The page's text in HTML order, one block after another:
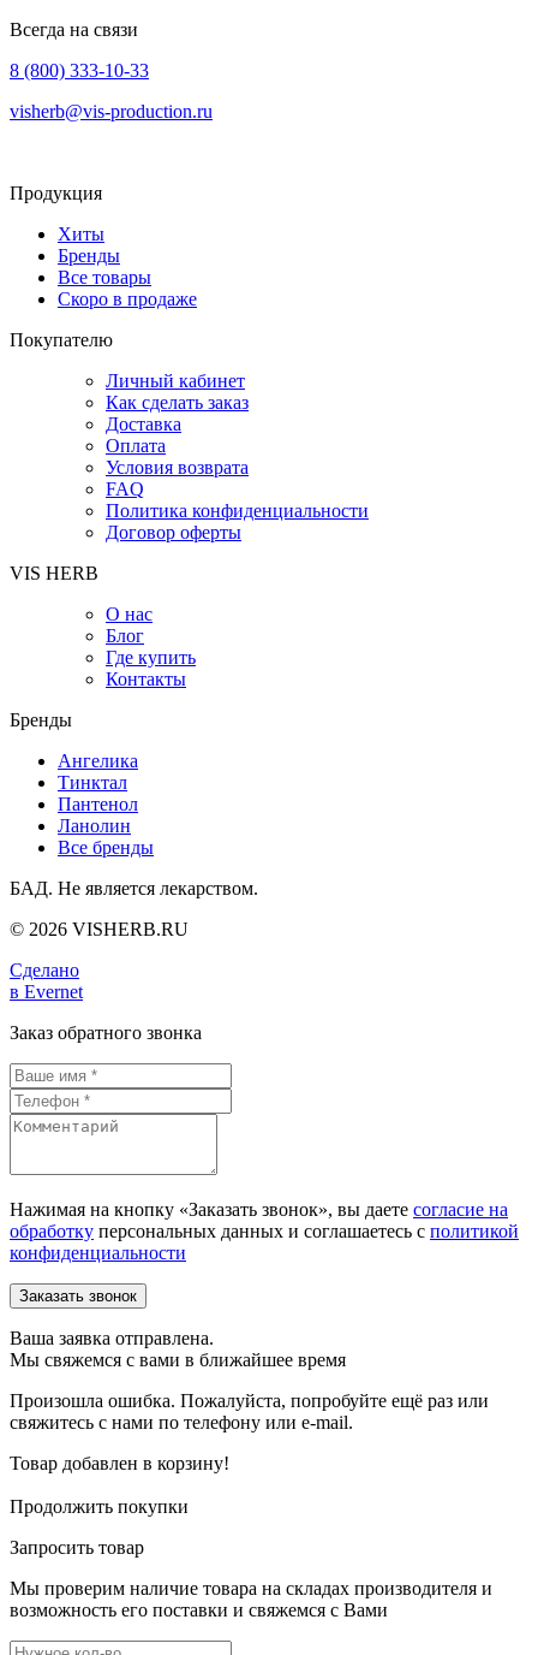
Всегда на связи
8 (800) 333-10-33
visherb@vis-production.ru
Продукция
Хиты
Бренды
Все товары
Скоро в продаже
Покупателю
Личный кабинет
Как сделать заказ
Доставка
Оплата
Условия возврата
FAQ
Политика конфиденциальности
Договор оферты
VIS HERB
О нас
Блог
Где купить
Контакты
Бренды
Ангелика
Тинктал
Пантенол
Ланолин
Все бренды
БАД. Не является лекарством.
© 2026 VISHERB.RU
Сделано
в Evernet
Заказ обратного звонка
Нажимая на кнопку «Заказать звонок», вы даете согласие на
обработку персональных данных и соглашаетесь c политикой
конфиденциальности
Ваша заявка отправлена.
Мы свяжемся с вами в ближайшее время
Произошла ошибка. Пожалуйста, попробуйте ещё раз или
свяжитесь с нами по телефону или e-mail.
Товар добавлен в корзину!
Продолжить покупки
Запросить товар
Мы проверим наличие товара на складах производителя и
возможность его поставки и свяжемся с Вами